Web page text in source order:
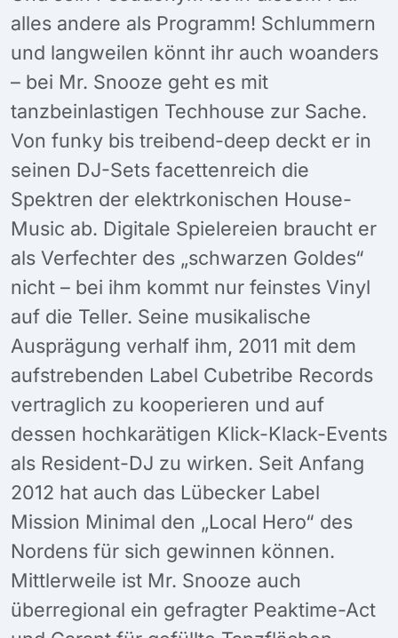
alles andere als Programm! Schlummern
und langweilen könnt ihr auch woanders
– bei Mr. Snooze geht es mit
tanzbeinlastigen Techhouse zur Sache.
Von funky bis treibend-deep deckt er in
seinen DJ-Sets facettenreich die
Spektren der elektrkonischen House-
Music ab. Digitale Spielereien braucht er
als Verfechter des „schwarzen Goldes“
nicht – bei ihm kommt nur feinstes Vinyl
auf die Teller. Seine musikalische
Ausprägung verhalf ihm, 2011 mit dem
aufstrebenden Label Cubetribe Records
vertraglich zu kooperieren und auf
dessen hochkarätigen Klick-Klack-Events
als Resident-DJ zu wirken. Seit Anfang
2012 hat auch das Lübecker Label
Mission Minimal den „Local Hero“ des
Nordens für sich gewinnen können.
Mittlerweile ist Mr. Snooze auch
überregional ein gefragter Peaktime-Act